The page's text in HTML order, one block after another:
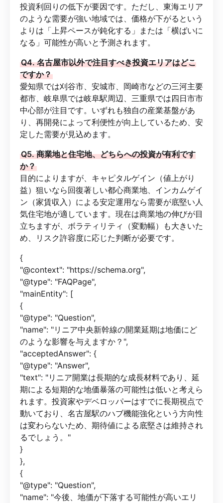
投資利回りの低下が要因です。ただし、東海エリア
のような需要が強い地域では、価格が下がるという
よりは「上昇ペースが鈍化する」または「横ばいに
なる」可能性が高いと予測されます。
Q4. 名古屋市以外で注目すべき投資エリアはどこ
ですか？
愛知県では刈谷市、安城市、岡崎市などの三河主要
都市、岐阜県では岐阜駅周辺、三重県では四日市市
中心部が注目です。いずれも独自の産業基盤があ
り、再開発によって利便性が向上しているため、安
定した需要が見込めます。
Q5. 商業地と住宅地、どちらへの投資が有利です
か？
目的によりますが、キャピタルゲイン（値上がり
益）狙いなら回復著しい都心商業地、インカムゲイ
ン（家賃収入）による安定運用なら需要が底堅い人
気住宅地が適しています。現在は商業地の伸びが目
立ちますが、ボラティリティ（変動幅）も大きいた
め、リスク許容度に応じた判断が必要です。
{
"@context": "https://schema.org",
"@type": "FAQPage",
"mainEntity": [
{
"@type": "Question",
"name": "リニア中央新幹線の開業延期は地価にど
のような影響を与えますか？",
"acceptedAnswer": {
"@type": "Answer",
"text": "リニア開業は長期的な成長材料であり、延
期による短期的な地価暴落の可能性は低いと考えら
れます。投資家やデベロッパーはすでに長期視点で
動いており、名古屋駅のハブ機能強化という方向性
は変わらないため、期待値による底堅さは維持され
るでしょう。"
}
},
{
"@type": "Question",
"name": "今後、地価が下落する可能性が高いエリ